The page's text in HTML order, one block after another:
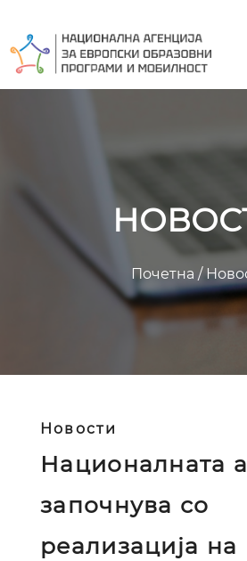
Почетна /
Новости
Националната
започнува со
реализација на